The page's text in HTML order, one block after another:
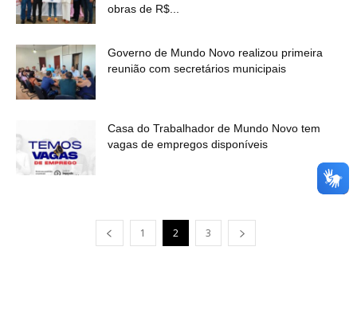
obras de R$...
Governo de Mundo Novo realizou primeira
reunião com secretários municipais
Casa do Trabalhador de Mundo Novo tem
vagas de empregos disponíveis
1 2 3